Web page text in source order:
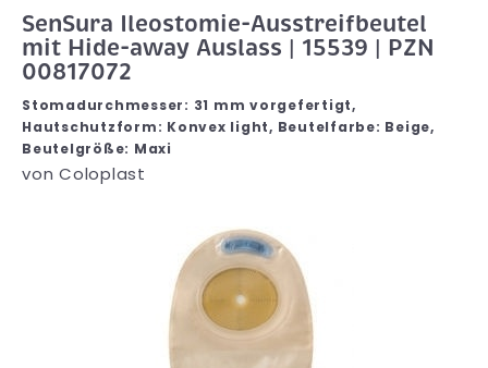
SenSura Ileostomie-Ausstreifbeutel
mit Hide-away Auslass | 15539 | PZN
00817072
Stomadurchmesser: 31 mm vorgefertigt,
Hautschutzform: Konvex light, Beutelfarbe: Beige,
Beutelgröße: Maxi
von Coloplast